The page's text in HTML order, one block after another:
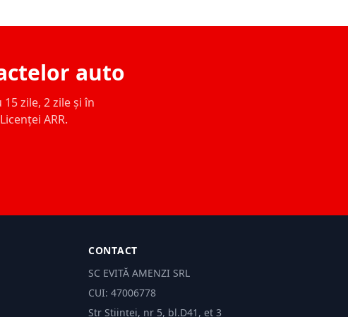
auto
zile, 2 zile și în
ARR.
CONTACT
SC EVITĂ AMENZI SRL
CUI: 47006778
Str Științei, nr 5, bl.D41, et 3